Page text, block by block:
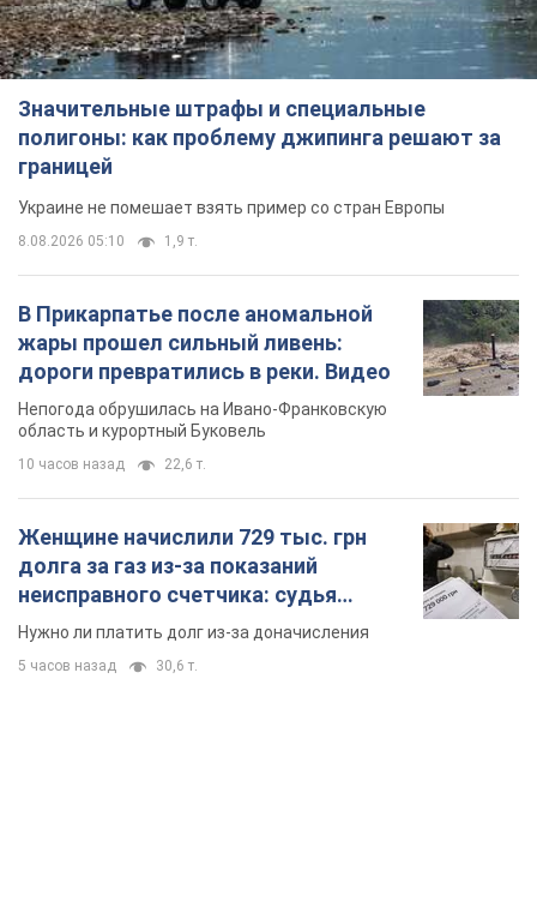
Значительные штрафы и специальные
полигоны: как проблему джипинга решают за
границей
Украине не помешает взять пример со стран Европы
8.08.2026 05:10 1,9 т.
В Прикарпатье после аномальной
жары прошел сильный ливень:
дороги превратились в реки. Видео
Непогода обрушилась на Ивано-Франковскую
область и курортный Буковель
10 часов назад 22,6 т.
Женщине начислили 729 тыс. грн
долга за газ из-за показаний
неисправного счетчика: судья
вынес неожиданное решение
Нужно ли платить долг из-за доначисления
5 часов назад 30,6 т.